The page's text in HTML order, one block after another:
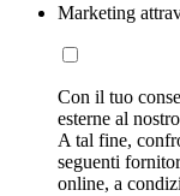
Marketing
Con il tuo
esterne al
A tal fine,
seguenti
online, a